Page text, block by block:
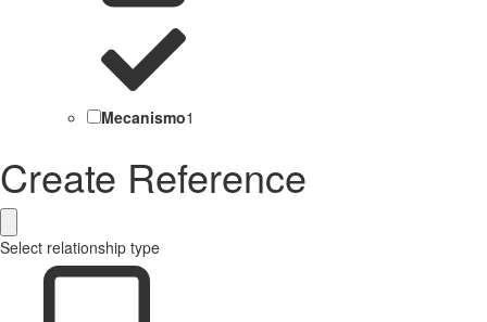
Mecanismo1
Create Reference
Select relationship type